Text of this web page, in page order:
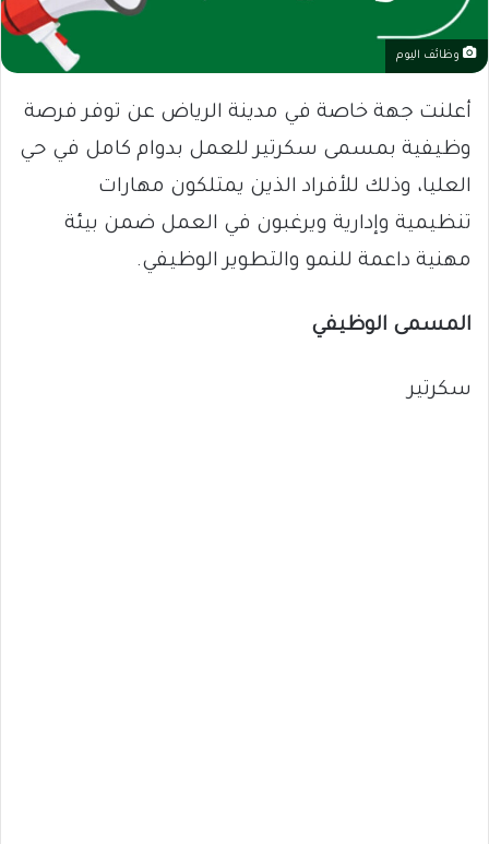
وظائف اليوم
أعلنت جهة خاصة في مدينة الرياض عن توفر فرصة
وظيفية بمسمى سكرتير للعمل بدوام كامل في حي
العليا، وذلك للأفراد الذين يمتلكون مهارات
تنظيمية وإدارية ويرغبون في العمل ضمن بيئة
مهنية داعمة للنمو والتطوير الوظيفي.
المسمى الوظيفي
سكرتير